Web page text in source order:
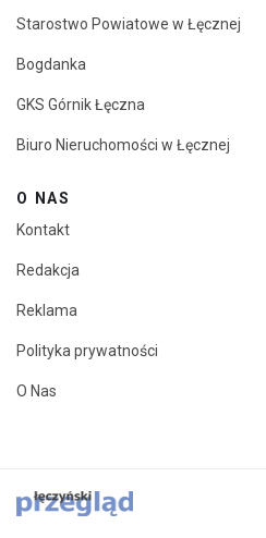
Starostwo Powiatowe w Łęcznej
Bogdanka
GKS Górnik Łęczna
Biuro Nieruchomości w Łęcznej
O NAS
Kontakt
Redakcja
Reklama
Polityka prywatności
O Nas